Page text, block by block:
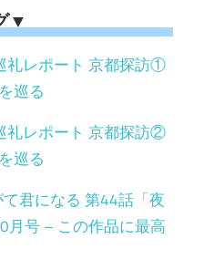
▼
礼レポート 京都探訪①
巡る
礼レポート 京都探訪②
巡る
て君になる 第44話「夜
月号 – この作品に最高